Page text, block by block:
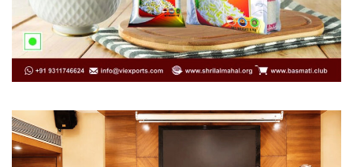
IMIA
का
बड़ा